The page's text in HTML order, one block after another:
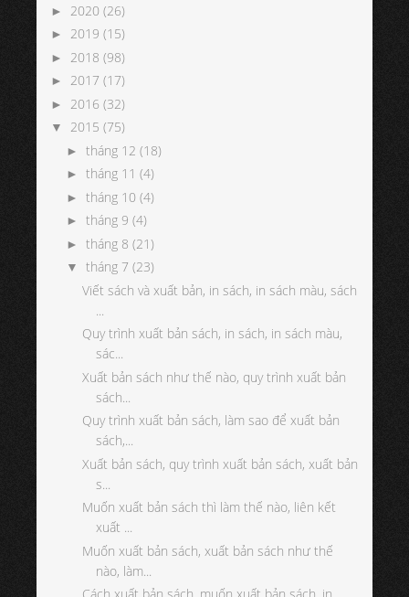
► 2020 (26)
► 2019 (15)
► 2018 (98)
► 2017 (17)
► 2016 (32)
▼ 2015 (75)
► tháng 12 (18)
► tháng 11 (4)
► tháng 10 (4)
► tháng 9 (4)
► tháng 8 (21)
▼ tháng 7 (23)
Viết sách và xuất bản, in sách, in sách màu, sách
...
Quy trình xuất bản sách, in sách, in sách màu,
sác...
Xuất bản sách như thế nào, quy trình xuất bản
sách...
Quy trình xuất bản sách, làm sao để xuất bản
sách,...
Xuất bản sách, quy trình xuất bản sách, xuất bản
s...
Muốn xuất bản sách thì làm thế nào, liên kết
xuất ...
Muốn xuất bản sách, xuất bản sách như thế
nào, làm...